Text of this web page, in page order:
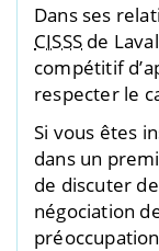
Dans ses
CISSS de
compétitif
respecter le
Si vous êtes
dans un
de discuter
négociation